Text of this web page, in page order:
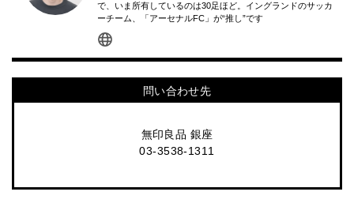
で、いま所有しているのは30足ほど。イングランドのサッカ
ーチーム、「アーセナルFC」が“推し”です
問い合わせ先
無印良品 銀座
03-3538-1311